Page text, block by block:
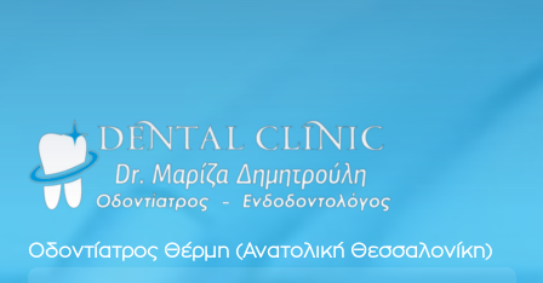
Οδοντίατρος Θέρμη (Ανατολική Θεσσαλονίκη)